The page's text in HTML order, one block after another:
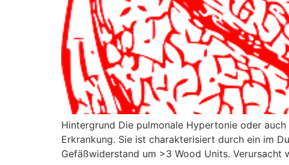
Hintergrund Die pulmonale Hypertonie oder
Erkrankung. Sie ist charakterisiert durch ein im
Gefäßwiderstand um >3 Wood Units.